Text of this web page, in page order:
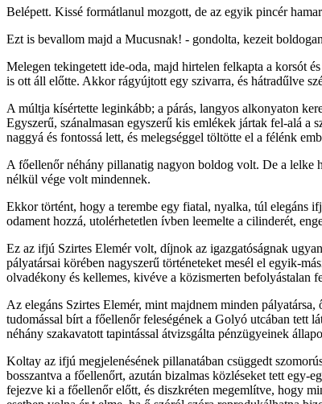
Belépett. Kissé formátlanul mozgott, de az egyik pincér
Ezt is bevallom majd a Mucusnak! - gondolta, kezeit
Melegen tekingetett ide-oda, majd hirtelen felkapta a korsót
is ott áll előtte. Akkor rágyújtott egy szivarra, és hátradűlve
A múltja kísértette leginkább; a párás, langyos alkonyaton
Egyszerű, szánalmasan egyszerű kis emlékek jártak fel-alá a
naggyá és fontossá lett, és melegséggel töltötte el a félénk
A főellenőr néhány pillanatig nagyon boldog volt. De a lelke
nélkül vége volt mindennek.
Ekkor történt, hogy a terembe egy fiatal, nyalka, túl elegáns
odament hozzá, utolérhetetlen ívben leemelte a cilinderét,
Ez az ifjú Szirtes Elemér volt, díjnok az igazgatóságnak
pályatársai körében nagyszerű történeteket mesél el egyik-
olvadékony és kellemes, kivéve a közismerten befolyástalan
Az elegáns Szirtes Elemér, mint majdnem minden
tudomással bírt a főellenőr feleségének a Golyó utcában tett
néhány szakavatott tapintással átvizsgálta pénzügyeinek
Koltay az ifjú megjelenésének pillanatában csüggedt
bosszantva a főellenőrt, azután bizalmas közléseket tett egy-
fejezve ki a főellenőr előtt, és diszkréten megemlítve, hogy